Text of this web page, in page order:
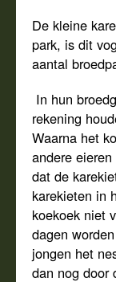
De kleine
park, is dit
aantal
In hun
rekening
Waarna het
andere
dat de
karekieten in
koekoek niet
dagen
jongen het
dan nog door